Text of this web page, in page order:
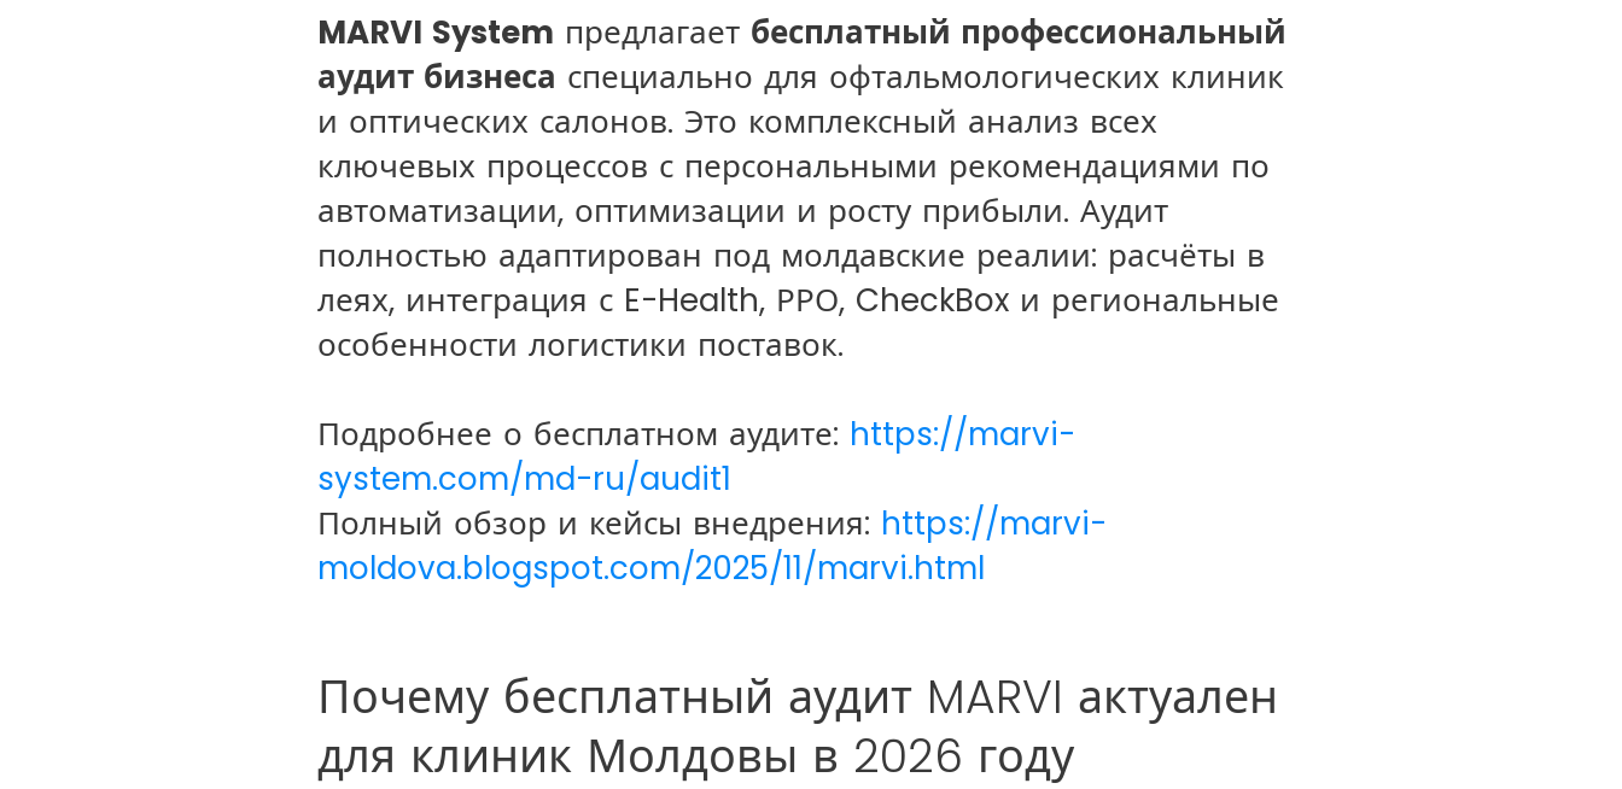
MARVI System предлагает бесплатный профессиональный
аудит бизнеса специально для офтальмологических клиник
и оптических салонов. Это комплексный анализ всех
ключевых процессов с персональными рекомендациями по
автоматизации, оптимизации и росту прибыли. Аудит
полностью адаптирован под молдавские реалии: расчёты в
леях, интеграция с E-Health, РРО, CheckBox и региональные
особенности логистики поставок.
Подробнее о бесплатном аудите: https://marvi-
system.com/md-ru/audit1
Полный обзор и кейсы внедрения: https://marvi-
moldova.blogspot.com/2025/11/marvi.html
Почему бесплатный аудит MARVI актуален
для клиник Молдовы в 2026 году